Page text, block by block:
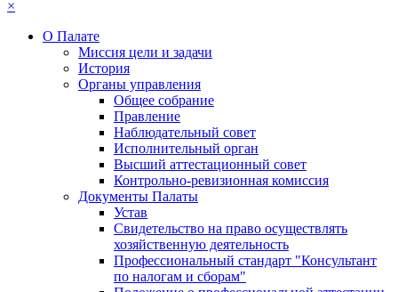
×
О Палате
Миссия цели и задачи
История
Органы управления
Общее собрание
Правление
Наблюдательный совет
Исполнительный орган
Высший аттестационный совет
Контрольно-ревизионная комиссия
Документы Палаты
Устав
Свидетельство на право осуществлять
хозяйственную деятельность
Профессиональный стандарт "Консультант
по налогам и сборам"